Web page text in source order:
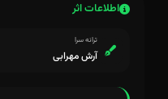
اطلاعات اثر
ترانه سرا
آرش مهرابی